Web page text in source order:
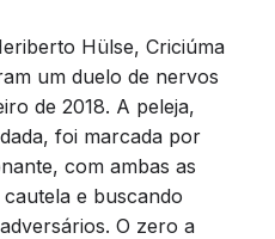
Hülse, Criciúma
um duelo de nervos
de 2018. A peleja,
foi marcada por
com ambas as
e buscando
O zero a